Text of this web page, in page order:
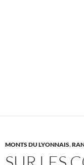
MONTS DU LYONNAIS,